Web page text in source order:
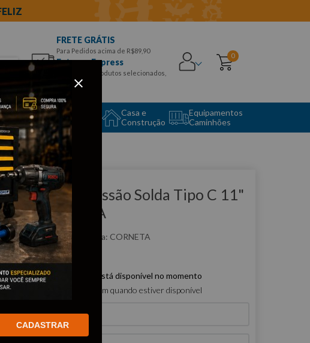
FRETE GRÁTIS
Para Pedidos acima de R$89,90
Entrega Express
para CEPS e produtos selecionados,
Aproveite!
0
Equipamento
Auto Center
Casa e
Construção
Equipamentos
Caminhões
Clique e veja!
Alicate Pressão Solda Tipo C 11"
- CORNETA
:4133611 CORNETA
Este produto não está disponível no momento
Quero que me avisem quando estiver disponível
CADASTRAR